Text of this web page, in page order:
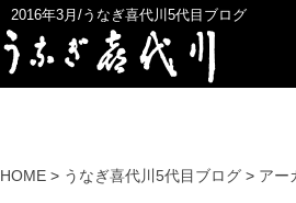
2016年3月/うなぎ喜代川5代目ブログ
HOME > うなぎ喜代川5代目ブログ > アー